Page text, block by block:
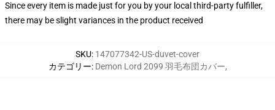
Since every item is made just for you by your local third-party fulfiller,
there may be slight variances in the product received
SKU: 147077342-US-duvet-cover
カテゴリー: Demon Lord 2099 羽毛布団カバー,